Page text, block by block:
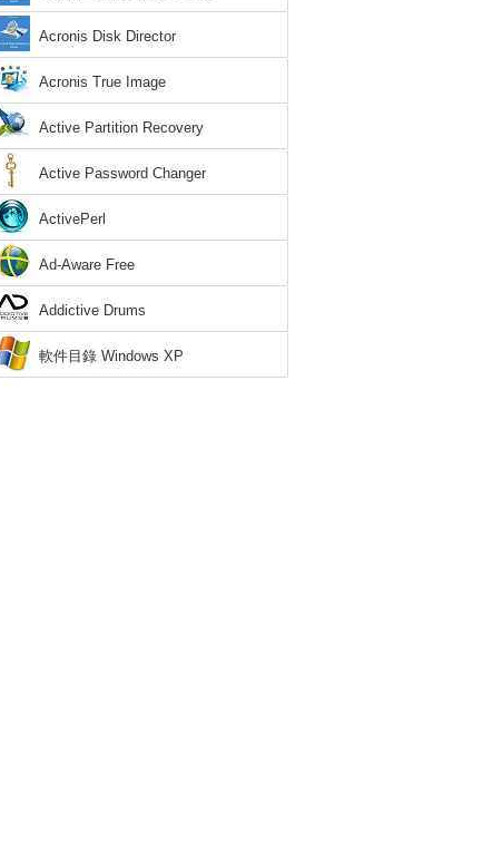
Acronis Disk Director
Acronis True Image
Active Partition Recovery
Active Password Changer
ActivePerl
Ad-Aware Free
Addictive Drums
軟件目錄 Windows XP